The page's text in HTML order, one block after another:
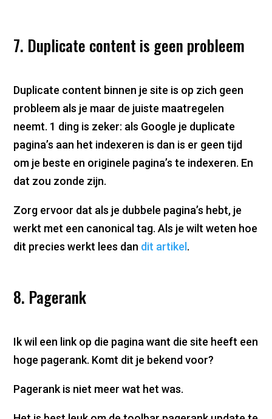
7. Duplicate content is geen probleem
Duplicate content binnen je site is op zich geen
probleem als je maar de juiste maatregelen
neemt. 1 ding is zeker: als Google je duplicate
pagina’s aan het indexeren is dan is er geen tijd
om je beste en originele pagina’s te indexeren. En
dat zou zonde zijn.
Zorg ervoor dat als je dubbele pagina’s hebt, je
werkt met een canonical tag. Als je wilt weten hoe
dit precies werkt lees dan dit artikel.
8. Pagerank
Ik wil een link op die pagina want die site heeft een
hoge pagerank. Komt dit je bekend voor?
Pagerank is niet meer wat het was.